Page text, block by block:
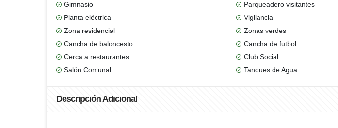
Gimnasio
Parqueadero visitantes
Planta eléctrica
Vigilancia
Zona residencial
Zonas verdes
Cancha de baloncesto
Cancha de futbol
Cerca a restaurantes
Club Social
Salón Comunal
Tanques de Agua
Descripción Adicional